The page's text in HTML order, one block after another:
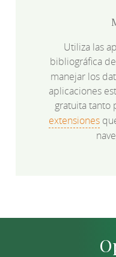
Utiliza las
bibliográfica de
manejar los
aplicaciones
gratuita tanto
extensiones